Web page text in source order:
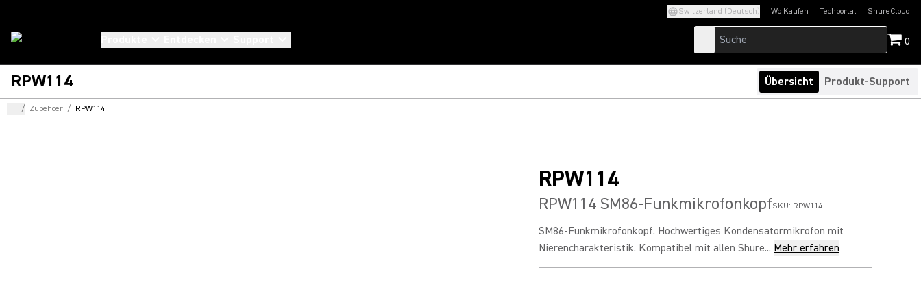
Switzerland (Deutsch) Wo Kaufen Techportal
(Opens in a new tab)ShureCloud
(Opens in a new
0
RPW114 Übersicht Produkt-Support
... / Zubehoer / RPW114
RPW114
RPW114 SM86-FunkmikrofonkopfSKU: RPW114
SM86-Funkmikrofonkopf. Hochwertiges Kondensatormikrofon mit
Nierencharakteristik. Kompatibel mit allen Shure... Mehr erfahren